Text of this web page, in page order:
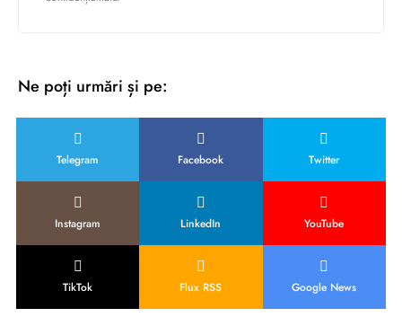
Ne poți urmări și pe:
Telegram Facebook Twitter
Instagram LinkedIn YouTube
TikTok Flux RSS Google News